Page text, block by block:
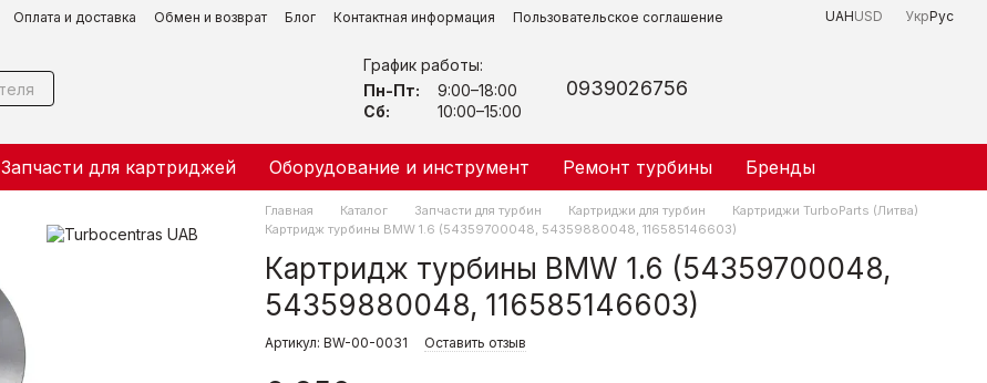
Оплата и доставка Обмен и возврат Блог Контактная информация Пользовательское соглашение UAHUSD УкрРус
График работы:
Пн-Пт:
9:00–18:00
Сб:
10:00–15:00
0939026756
Запчасти для картриджей Оборудование и инструмент Ремонт турбины Бренды
Главная Каталог Запчасти для турбин Картриджи для турбин
Картриджи TurboParts (Литва)
Картридж турбины BMW 1.6 (54359700048, 54359880048, 116585146603)
Картридж турбины BMW 1.6 (54359700048,
54359880048, 116585146603)
Артикул: BW-00-0031 Оставить отзыв